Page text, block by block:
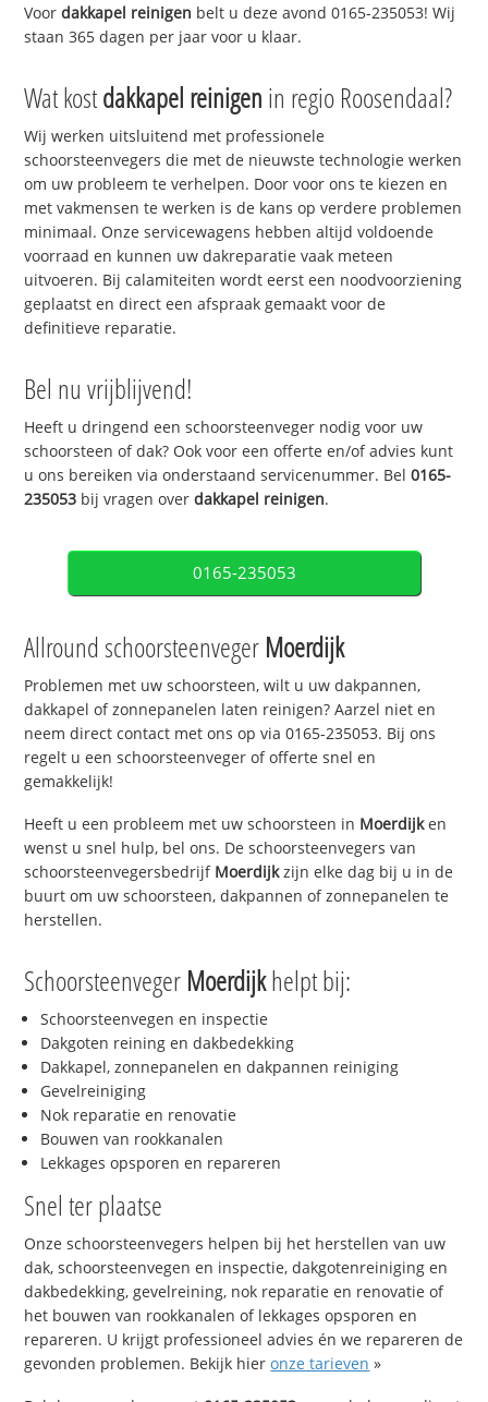
Voordakkapel reinigen belt u deze avond 0165-235053! Wij
staan 365 dagen per jaar voor u klaar.
Wat kostdakkapel reinigen in regio Roosendaal?
Wij werken uitsluitend met professionele
schoorsteenvegers die met de nieuwste technologie werken
om uw probleem te verhelpen. Door voor ons te kiezen en
met vakmensen te werken is de kans op verdere problemen
minimaal. Onze servicewagens hebben altijd voldoende
voorraad en kunnen uw dakreparatie vaak meteen
uitvoeren. Bij calamiteiten wordt eerst een noodvoorziening
geplaatst en direct een afspraak gemaakt voor de
definitieve reparatie.
Bel nu vrijblijvend!
Heeft u dringend een schoorsteenveger nodig voor uw
schoorsteen of dak? Ook voor een offerte en/of advies kunt
u ons bereiken via onderstaand servicenummer. Bel0165-
235053 bij vragen overdakkapel reinigen.
0165-235053
Allround schoorsteenveger Moerdijk
Problemen met uw schoorsteen, wilt u uw dakpannen,
dakkapel of zonnepanelen laten reinigen? Aarzel niet en
neem direct contact met ons op via 0165-235053. Bij ons
regelt u een schoorsteenveger of offerte snel en
gemakkelijk!
Heeft u een probleem met uw schoorsteen in Moerdijken
wenst u snel hulp, bel ons. De schoorsteenvegers van
schoorsteenvegersbedrijf Moerdijkzijn elke dag bij u in de
buurt om uw schoorsteen, dakpannen of zonnepanelen te
herstellen.
Schoorsteenveger Moerdijkhelpt bij:
Schoorsteenvegen en inspectie
Dakgoten reining en dakbedekking
Dakkapel, zonnepanelen en dakpannen reiniging
Gevelreiniging
Nok reparatie en renovatie
Bouwen van rookkanalen
Lekkages opsporen en repareren
Snel ter plaatse
Onze schoorsteenvegers helpen bij het herstellen van uw
dak, schoorsteenvegen en inspectie, dakgotenreiniging en
dakbedekking, gevelreining, nok reparatie en renovatie of
het bouwen van rookkanalen of lekkages opsporen en
repareren. U krijgt professioneel advies én we repareren de
gevonden problemen. Bekijk hieronze tarieven »